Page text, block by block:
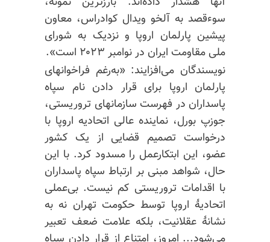
سوءقصد به آلخو ویدال کوادراس، معاون
پیشین پارلمان اروپا و نزدیک به شورای
ملی مقاومت ایران در نوامبر ۲۰۲۳ است».
نویسندگان می‌افزایند: «به‌رغم فراخوانهای
پارلمان اروپا برای قرار دادن نام سپاه
پاسداران در فهرست سازمانهای تروریستی،
جوزپ بورل، نماینده عالی اتحادیه اروپا با
درخواست تصمیم قضایی از یک کشور
عضو، این ابتکارعمل را مسدود کرد. با این
حال، شواهد مبنی بر ارتباط سپاه پاسداران
با اقدامات تروریستی کم نیست. بی‌عملی
اتحادیهٔ اروپا توسط حکومت تهران نه به
نشانهٔ عقلانیت، بلکه علامت ضعف تعبیر